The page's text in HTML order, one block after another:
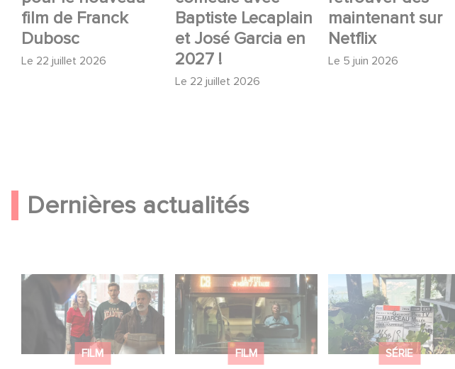
film de Franck
Dubosc
Le 22 juillet 2026
Baptiste Lecaplain
et José Garcia en
2027 !
Le 22 juillet 2026
maintenant sur
Netflix
Le 5 juin 2026
Dernières actualités
FILM
Une nouvelle comédie
avec Baptiste
Lecaplain et José
Garcia en 2027 !
FILM
Une date de sortie
pour le nouveau film
de Franck Dubosc
SÉRIE
Le tournage de la
mini-série Le Roman
de Marceau Miller a
débuté